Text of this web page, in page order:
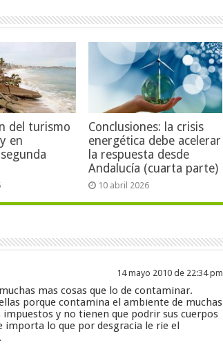
del turismo
en
Conclusiones: la crisis
energética debe acelerar
la respuesta desde
Andalucía (cuarta parte)
10 abril 2026
14 mayo 2010 de 22:34 pm
mas cosas que lo de contaminar.
porque contamina el ambiente de muchas
impuestos y no tienen que podrir sus cuerpos
importa lo que por desgracia le rie el